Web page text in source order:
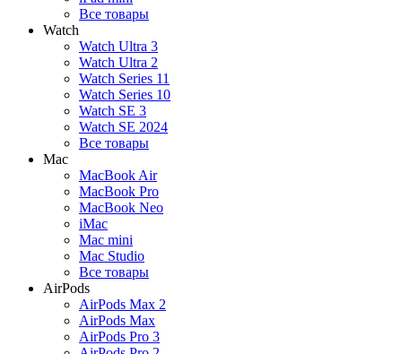
Все товары
Watch
Watch Ultra 3
Watch Ultra 2
Watch Series 11
Watch Series 10
Watch SE 3
Watch SE 2024
Все товары
Mac
MacBook Air
MacBook Pro
MacBook Neo
iMac
Mac mini
Mac Studio
Все товары
AirPods
AirPods Max 2
AirPods Max
AirPods Pro 3